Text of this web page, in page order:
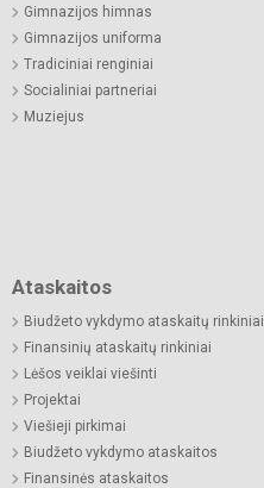
Gimnazijos himnas
Gimnazijos uniforma
Tradiciniai renginiai
Socialiniai partneriai
Muziejus
Ataskaitos
Biudžeto vykdymo ataskaitų rinkiniai
Finansinių ataskaitų rinkiniai
Lėšos veiklai viešinti
Projektai
Viešieji pirkimai
Biudžeto vykdymo ataskaitos
Finansinės ataskaitos